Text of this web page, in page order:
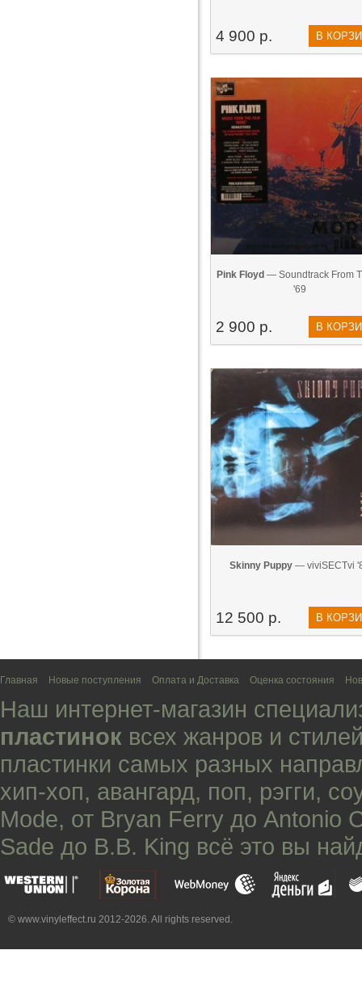
4 900 р. В
Pink Floyd — Soundtrack From
'69
2 900 р. В
Skinny Puppy— viviSECTvi
12 500 р. В
Главная Новые поступления Оплата и Доставка Оценка состояния
Наш интернет-магазин
пластинок всех жанров и
пластинки самых разных
хип-хоп, авангард, поп, рэгги,
Mode, от Bryan Ferry до Antonio
Sade до B.B. King всё это вы
© www.vinyleffect.ru 2012-2026. All rights reserved.